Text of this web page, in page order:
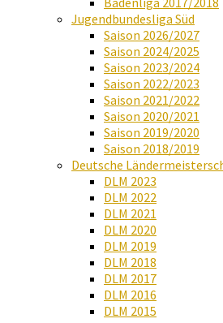
Jugendbundesliga Süd
Saison 2026/2027
Saison 2024/2025
Saison 2023/2024
Saison 2022/2023
Saison 2021/2022
Saison 2020/2021
Saison 2019/2020
Saison 2018/2019
Deutsche
DLM 2023
DLM 2022
DLM 2021
DLM 2020
DLM 2019
DLM 2018
DLM 2017
DLM 2016
DLM 2015